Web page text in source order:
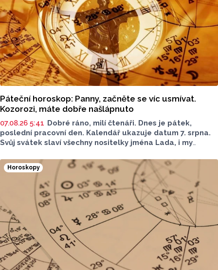
Páteční horoskop: Panny, začněte se víc usmívat.
Kozorozi, máte dobře našlápnuto
07.08.26 5:41 Dobré ráno, milí čtenáři. Dnes je pátek,
poslední pracovní den. Kalendář ukazuje datum 7. srpna.
Svůj svátek slaví všechny nositelky jména Lada, i my
Horoskopy